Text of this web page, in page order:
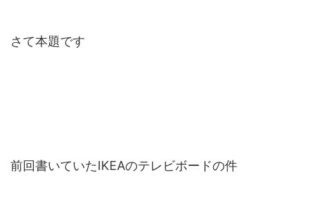
さて本題です
前回書いていたIKEAのテレビボードの件